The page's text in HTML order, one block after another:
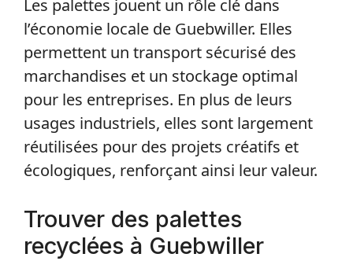
Les palettes jouent un rôle clé dans
l’économie locale de Guebwiller. Elles
permettent un transport sécurisé des
marchandises et un stockage optimal
pour les entreprises. En plus de leurs
usages industriels, elles sont largement
réutilisées pour des projets créatifs et
écologiques, renforçant ainsi leur valeur.
Trouver des palettes
recyclées à Guebwiller